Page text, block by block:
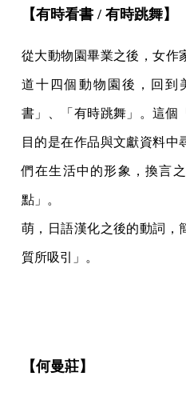
【有時看書 / 有時跳舞】
從大動物園畢業之後，女作
道十四個動物園後，回到
書」、「有時跳舞」。這個
目的是在作品與文獻資料中
們在生活中的形象，換言
點」。
萌，日語漢化之後的動詞，
質所吸引」。
【何曼莊】